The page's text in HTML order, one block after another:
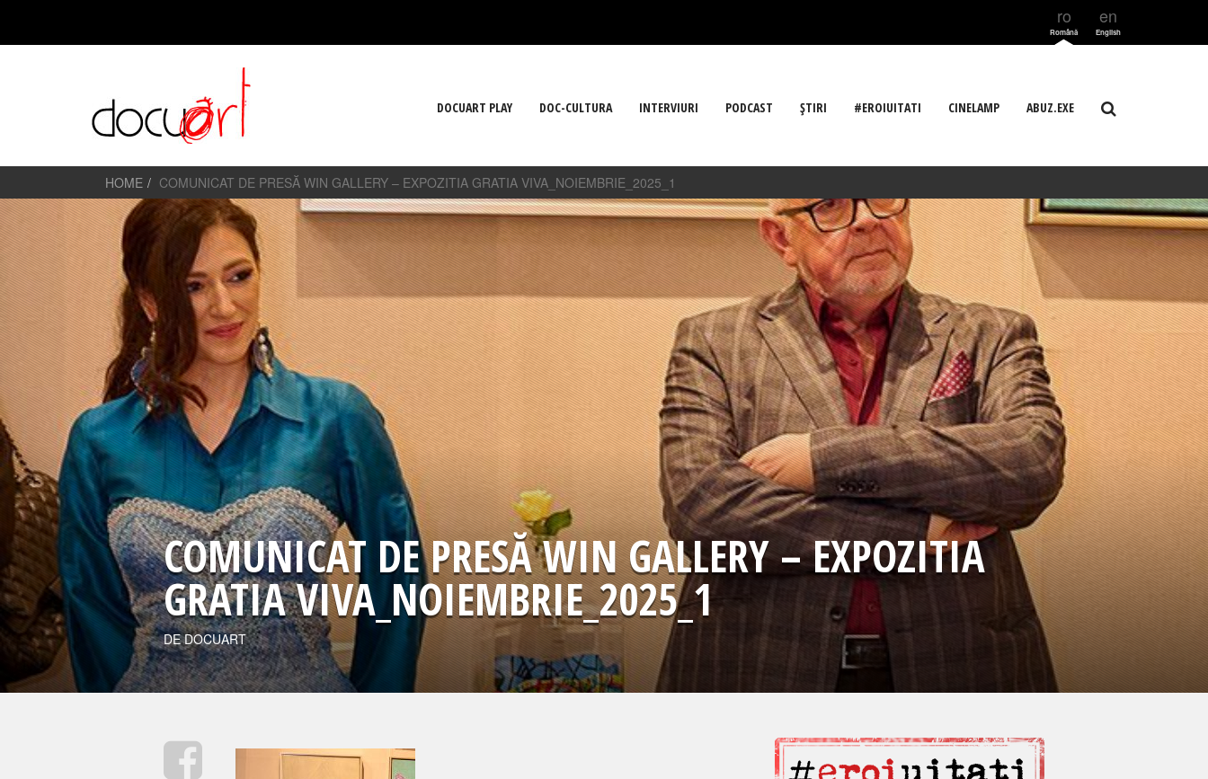
ro
Română
en
English
DOCUART PLAY DOC-CULTURA INTERVIURI PODCAST ŞTIRI #EROIUITATI CINELAMP ABUZ.EXE
HOME COMUNICAT DE PRESĂ WIN GALLERY – EXPOZITIA GRATIA VIVA_NOIEMBRIE_2025_1
COMUNICAT DE PRESĂ WIN GALLERY – EXPOZITIA
GRATIA VIVA_NOIEMBRIE_2025_1
DE DOCUART